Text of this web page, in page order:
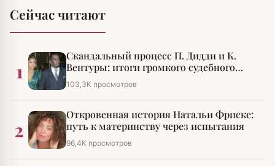
Сейчас читают
1
Скандальный процесс П. Дидди и К.
Вентуры: итоги громкого судебного
разбирательства
103,3К просмотров
2
Откровенная история Натальи Фриске:
путь к материнству через испытания
96,4К просмотров